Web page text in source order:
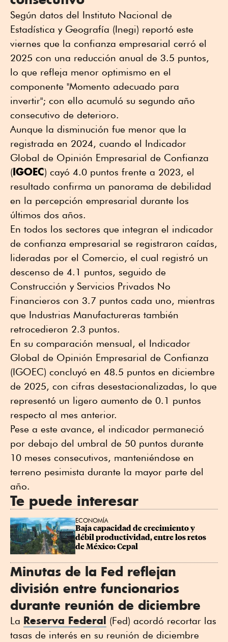
Según datos del Instituto Nacional de
Estadística y Geografía (Inegi) reportó este
viernes que la confianza empresarial cerró el
2025 con una reducción anual de 3.5 puntos,
lo que refleja menor optimismo en el
componente "Momento adecuado para
invertir"; con ello acumuló su segundo año
consecutivo de deterioro.
Aunque la disminución fue menor que la
registrada en 2024, cuando el Indicador
Global de Opinión Empresarial de Confianza
(IGOEC) cayó 4.0 puntos frente a 2023, el
resultado confirma un panorama de debilidad
en la percepción empresarial durante los
últimos dos años.
En todos los sectores que integran el indicador
de confianza empresarial se registraron caídas,
lideradas por el Comercio, el cual registró un
descenso de 4.1 puntos, seguido de
Construcción y Servicios Privados No
Financieros con 3.7 puntos cada uno, mientras
que Industrias Manufactureras también
retrocedieron 2.3 puntos.
En su comparación mensual, el Indicador
Global de Opinión Empresarial de Confianza
(IGOEC) concluyó en 48.5 puntos en diciembre
de 2025, con cifras desestacionalizadas, lo que
representó un ligero aumento de 0.1 puntos
respecto al mes anterior.
Pese a este avance, el indicador permaneció
por debajo del umbral de 50 puntos durante
10 meses consecutivos, manteniéndose en
terreno pesimista durante la mayor parte del
año.
Te puede interesar
ECONOMÍA
Baja capacidad de crecimiento y
débil productividad, entre los retos
de México: Cepal
Minutas de la Fed reflejan
división entre funcionarios
durante reunión de diciembre
La Reserva Federal
(Fed) acordó recortar las
tasas de interés en su reunión de diciembre